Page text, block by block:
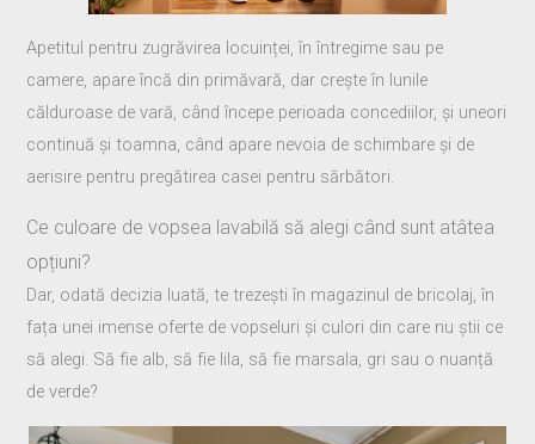
Apetitul pentru zugrăvirea locuinței, în întregime sau pe
camere, apare încă din primăvară, dar crește în lunile
călduroase de vară, când începe perioada concediilor, și uneori
continuă și toamna, când apare nevoia de schimbare și de
aerisire pentru pregătirea casei pentru sărbători.
Ce culoare de vopsea lavabilă să alegi când sunt atâtea
opțiuni?
Dar, odată decizia luată, te trezești în magazinul de bricolaj, în
fața unei imense oferte de vopseluri și culori din care nu știi ce
să alegi. Să fie alb, să fie lila, să fie marsala, gri sau o nuanță
de verde?